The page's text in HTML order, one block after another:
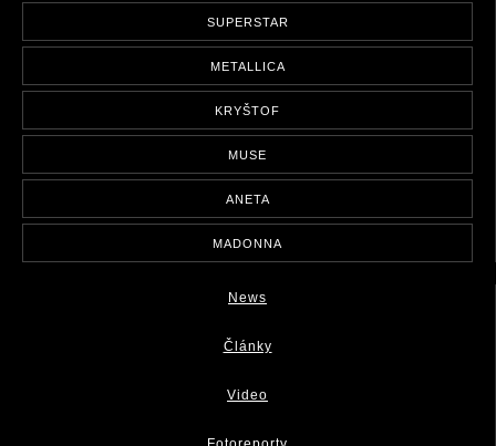
SUPERSTAR
METALLICA
KRYŠTOF
MUSE
ANETA
MADONNA
News
Články
Video